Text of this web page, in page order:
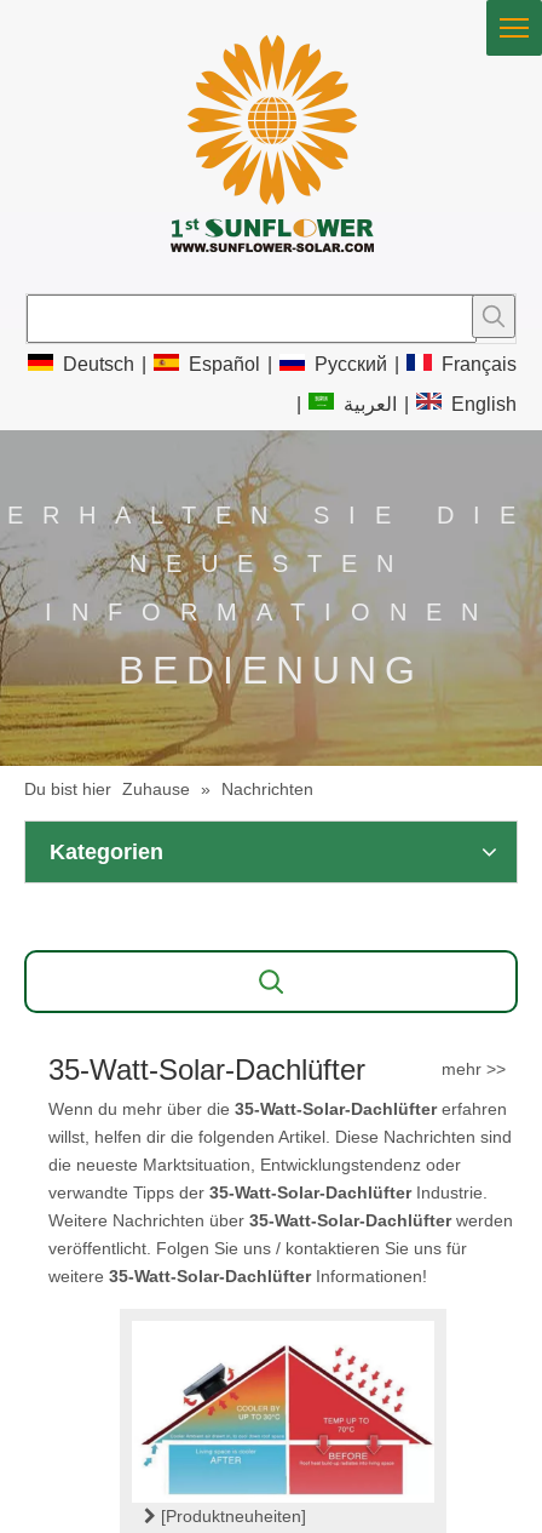
Deutsch Español Pусский
Français
العربية English
ERHALTEN SIE DIE
NEUESTEN
INFORMATIONEN
BEDIENUNG
Du bist hier Zuhause » Nachrichten
Kategorien
35-Watt-Solar-Dachlüfter mehr >>
Wenn du mehr über die 35-Watt-Solar-Dachlüftererfahren
willst, helfen dir die folgenden Artikel. Diese Nachrichten sind
die neueste Marktsituation, Entwicklungstendenz oder
verwandte Tipps der 35-Watt-Solar-DachlüfterIndustrie.
Weitere Nachrichten über 35-Watt-Solar-Dachlüfterwerden
veröffentlicht. Folgen Sie uns / kontaktieren Sie uns für
weitere 35-Watt-Solar-DachlüfterInformationen!
[Produktneuheiten]